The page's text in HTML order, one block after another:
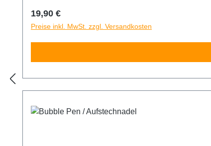
Regulärer Preis:
19,90 €
Preise inkl. MwSt. zzgl. Versandkosten